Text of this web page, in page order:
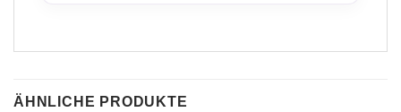
ÄHNLICHE PRODUKTE